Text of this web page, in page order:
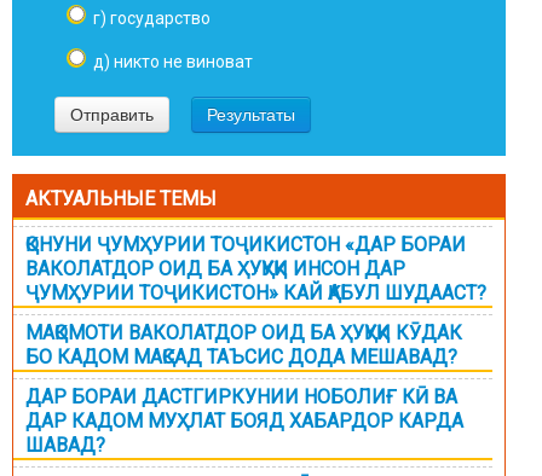
г) государство
д) никто не виноват
АКТУАЛЬНЫЕ ТЕМЫ
ҚОНУНИ ҶУМҲУРИИ ТОҶИКИСТОН «ДАР БОРАИ
ВАКОЛАТДОР ОИД БА ҲУҚУҚИ ИНСОН ДАР
ҶУМҲУРИИ ТОҶИКИСТОН» КАЙ ҚАБУЛ ШУДААСТ?
МАҚОМОТИ ВАКОЛАТДОР ОИД БА ҲУҚУҚИ КӮДАК
БО КАДОМ МАҚСАД ТАЪСИС ДОДА МЕШАВАД?
ДАР БОРАИ ДАСТГИРКУНИИ НОБОЛИҒ КӢ ВА
ДАР КАДОМ МУҲЛАТ БОЯД ХАБАРДОР КАРДА
ШАВАД?